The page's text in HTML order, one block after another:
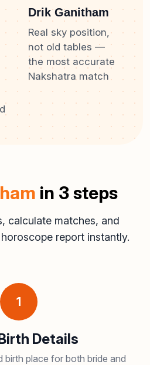
Drik Ganitham
Real sky position,
not old tables —
the most accurate
Nakshatra match
in 3 steps
calculate matches, and
report instantly.
1
Details
birth place for both bride and